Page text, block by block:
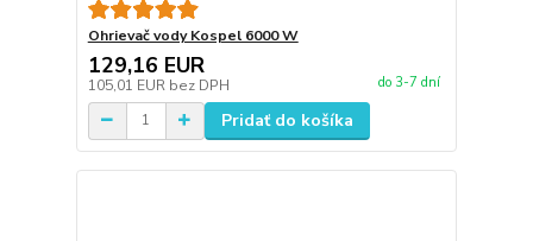
Ohrievač vody Kospel 6000 W
129,16 EUR
105,01 EUR bez DPH do 3-7 dní
Pridať do košíka